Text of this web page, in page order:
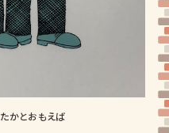
かとおもえば